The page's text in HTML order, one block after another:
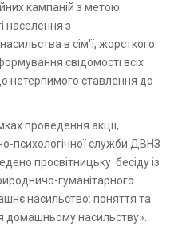
кампаній з метою
населення з
в сім'ї, жорсткого
свідомості всіх
нетерпимого ставлення до
проведення акції,
психологічної служби ДВНЗ
просвітницьку бесіду із
гуманітарного
насильство: поняття та
домашньому насильству».